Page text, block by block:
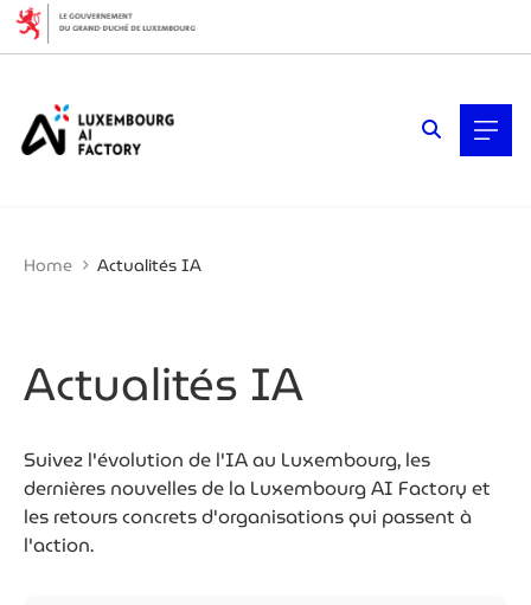
Home Actualités IA
Actualités IA
Suivez l'évolution de l'IA au Luxembourg, les
dernières nouvelles de la Luxembourg AI Factory et
les retours concrets d'organisations qui passent à
l'action.
Filters
Finance
IA générative
Intelligence artificielle (IA)
automobile
Startups & Scaleups
Technologies quantiques
Filter by year
Cookies management panel